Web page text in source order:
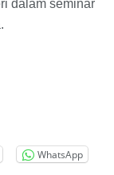
dalam seminar
WhatsApp